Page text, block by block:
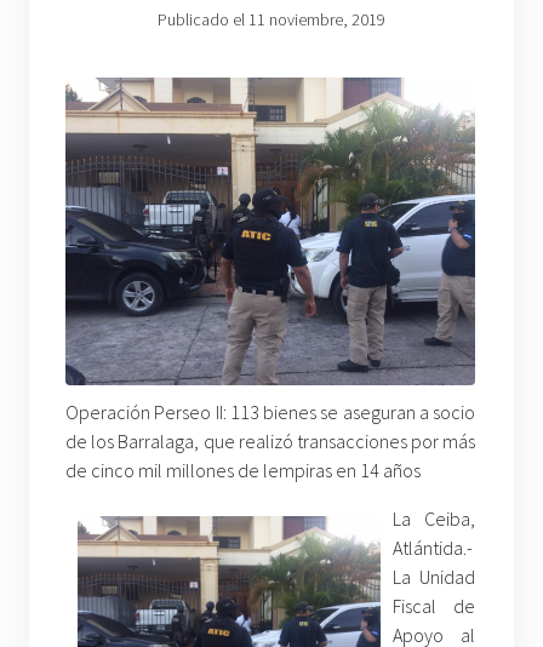
Publicado el 11 noviembre, 2019
Operación Perseo II: 113 bienes se aseguran a socio
de los Barralaga, que realizó transacciones por más
de cinco mil millones de lempiras en 14 años
La Ceiba,
Atlántida.-
La Unidad
Fiscal de
Apoyo al